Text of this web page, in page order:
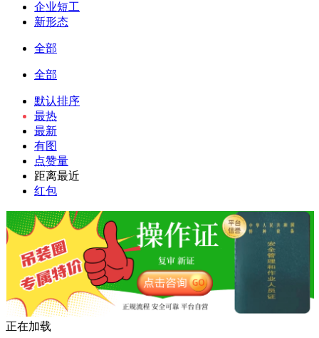
企业短工
新形态
全部
全部
默认排序
最热
最新
有图
点赞量
距离最近
红包
正在加载